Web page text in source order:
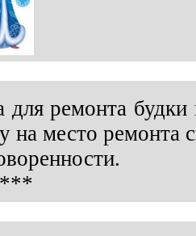
ремонта будки
на место ремонта